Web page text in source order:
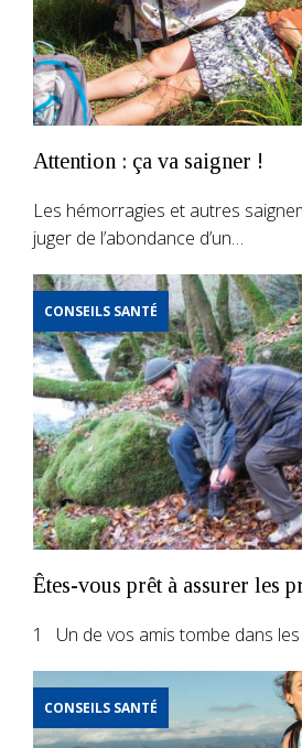
Attention : ça va saigner !
Les hémorragies et autres
juger de l’abondance d’un…
CONSEILS SANTÉ
Êtes-vous prêt à assurer les
1 Un de vos amis tombe dans
CONSEILS SANTÉ